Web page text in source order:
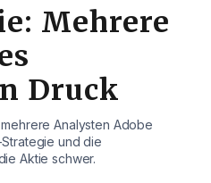
Mehrere
Druck
Analysten Adobe
und die
Aktie schwer.